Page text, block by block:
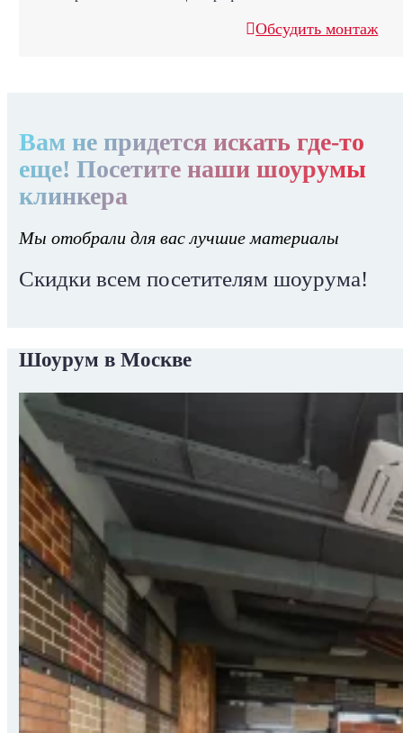
Обсудить монтаж
Вам не придется искать где-то
еще! Посетите наши шоурумы
клинкера
Мы отобрали для вас лучшие материалы
Скидки всем посетителям шоурума!
Шоурум в Москве